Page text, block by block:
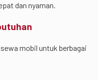
dan nyaman.
mobil untuk berbagai